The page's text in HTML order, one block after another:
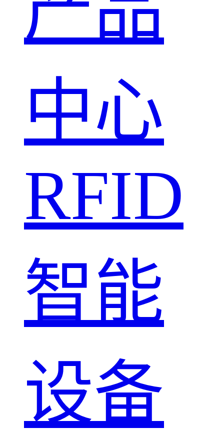
中心
RFID
智能
设备